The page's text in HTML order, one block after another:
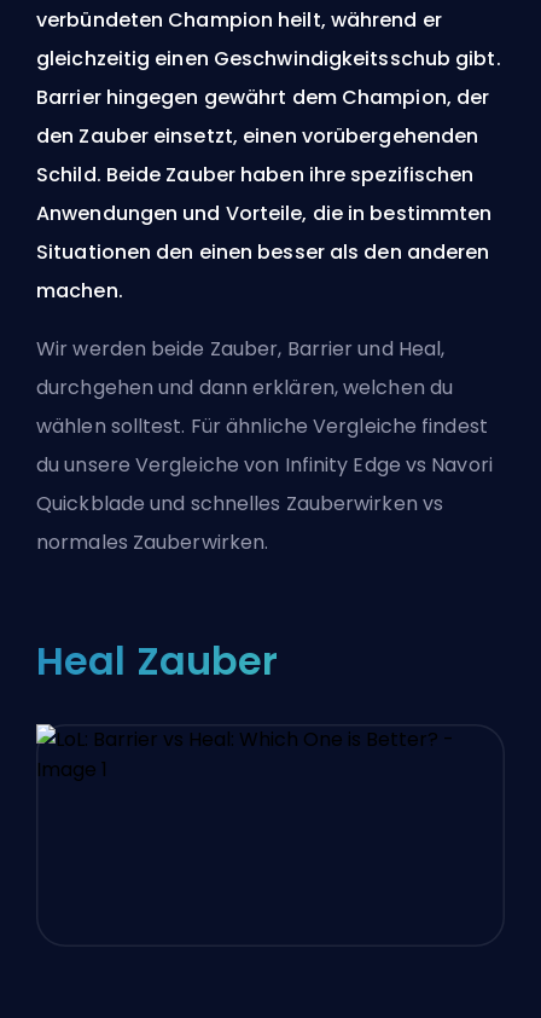
verbündeten Champion heilt, während er
gleichzeitig einen Geschwindigkeitsschub gibt.
Barrier hingegen gewährt dem Champion, der
den Zauber einsetzt, einen vorübergehenden
Schild. Beide Zauber haben ihre spezifischen
Anwendungen und Vorteile, die in bestimmten
Situationen den einen besser als den anderen
machen.
Wir werden beide Zauber, Barrier und Heal,
durchgehen und dann erklären, welchen du
wählen solltest. Für ähnliche Vergleiche findest
du unsere Vergleiche von Infinity Edge vs Navori
Quickblade und schnelles Zauberwirken vs
normales Zauberwirken.
Heal Zauber